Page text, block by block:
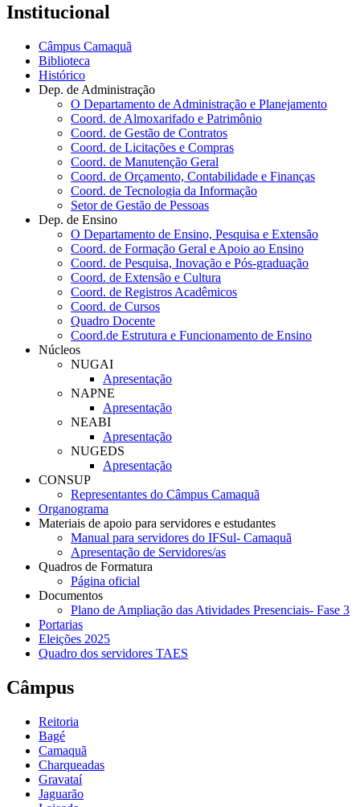
Institucional
Câmpus Camaquã
Biblioteca
Histórico
Dep. de Administração
O Departamento de Administração e Planejamento
Coord. de Almoxarifado e Patrimônio
Coord. de Gestão de Contratos
Coord. de Licitações e Compras
Coord. de Manutenção Geral
Coord. de Orçamento, Contabilidade e Finanças
Coord. de Tecnologia da Informação
Setor de Gestão de Pessoas
Dep. de Ensino
O Departamento de Ensino, Pesquisa e Extensão
Coord. de Formação Geral e Apoio ao Ensino
Coord. de Pesquisa, Inovação e Pós-graduação
Coord. de Extensão e Cultura
Coord. de Registros Acadêmicos
Coord. de Cursos
Quadro Docente
Coord.de Estrutura e Funcionamento de Ensino
Núcleos
NUGAI
Apresentação
NAPNE
Apresentação
NEABI
Apresentação
NUGEDS
Apresentação
CONSUP
Representantes do Câmpus Camaquã
Organograma
Materiais de apoio para servidores e estudantes
Manual para servidores do IFSul- Camaquã
Apresentação de Servidores/as
Quadros de Formatura
Página oficial
Documentos
Plano de Ampliação das Atividades Presenciais- Fase 3
Portarias
Eleições 2025
Quadro dos servidores TAES
Câmpus
Reitoria
Bagé
Camaquã
Charqueadas
Gravataí
Jaguarão